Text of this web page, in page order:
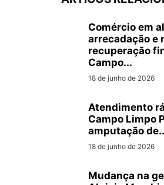
Comércio em
arrecadação e
recuperação
Campo...
18 de junho de 2026
Atendimento
Campo Limpo
amputação
18 de junho de 2026
Mudança na